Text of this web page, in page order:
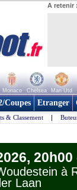
A retenir :
Monaco Chelsea Man Utd
Coupes Etranger
& Classement |
Laan